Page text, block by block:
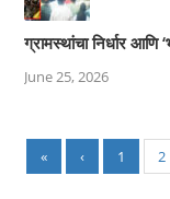
ग्रामस्थांचा निर्धार आणि
June 25, 2026
« ‹ 1 2